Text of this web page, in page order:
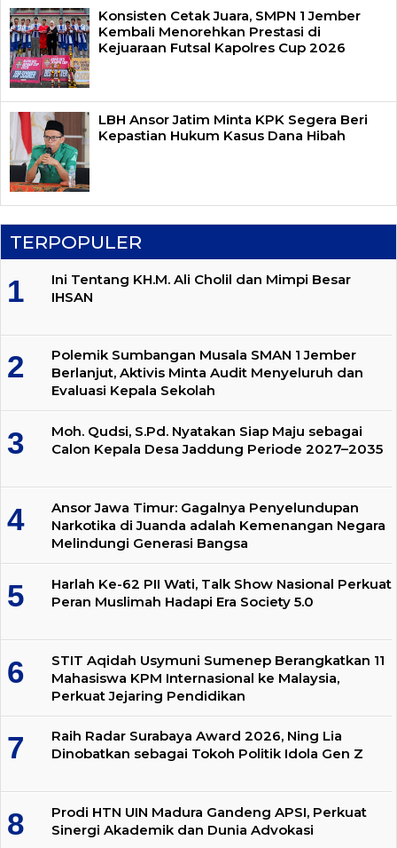
Konsisten Cetak Juara, SMPN 1 Jember
Kembali Menorehkan Prestasi di
Kejuaraan Futsal Kapolres Cup 2026
LBH Ansor Jatim Minta KPK Segera Beri
Kepastian Hukum Kasus Dana Hibah
TERPOPULER
Ini Tentang KH.M. Ali Cholil dan Mimpi Besar
IHSAN
Polemik Sumbangan Musala SMAN 1 Jember
Berlanjut, Aktivis Minta Audit Menyeluruh dan
Evaluasi Kepala Sekolah
Moh. Qudsi, S.Pd. Nyatakan Siap Maju sebagai
Calon Kepala Desa Jaddung Periode 2027–2035
Ansor Jawa Timur: Gagalnya Penyelundupan
Narkotika di Juanda adalah Kemenangan Negara
Melindungi Generasi Bangsa
Harlah Ke-62 PII Wati, Talk Show Nasional Perkuat
Peran Muslimah Hadapi Era Society 5.0
STIT Aqidah Usymuni Sumenep Berangkatkan 11
Mahasiswa KPM Internasional ke Malaysia,
Perkuat Jejaring Pendidikan
Raih Radar Surabaya Award 2026, Ning Lia
Dinobatkan sebagai Tokoh Politik Idola Gen Z
Prodi HTN UIN Madura Gandeng APSI, Perkuat
Sinergi Akademik dan Dunia Advokasi